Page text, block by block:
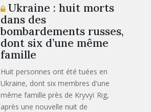
Ukraine : huit morts
dans des
bombardements russes,
dont six d’une même
famille
Huit personnes ont été tuées en
Ukraine, dont six membres d'une
même famille près de Kryvyï Rig,
après une nouvelle nuit de